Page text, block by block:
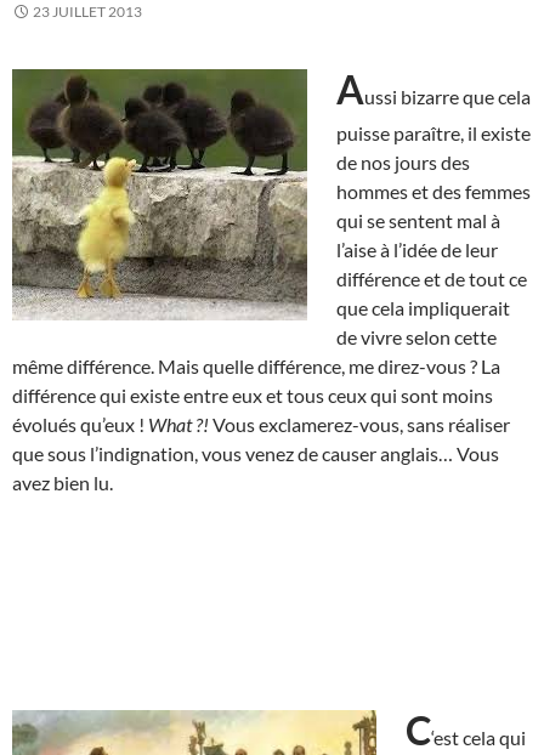
23 JUILLET 2013
Aussi bizarre que cela
puisse paraître, il existe
de nos jours des
hommes et des femmes
qui se sentent mal à
l’aise à l’idée de leur
différence et de tout ce
que cela impliquerait
de vivre selon cette
même différence. Mais quelle différence, me direz-vous ? La
différence qui existe entre eux et tous ceux qui sont moins
évolués qu’eux ! What ?! Vous exclamerez-vous, sans réaliser
que sous l’indignation, vous venez de causer anglais… Vous
avez bien lu.
C‘est cela qui